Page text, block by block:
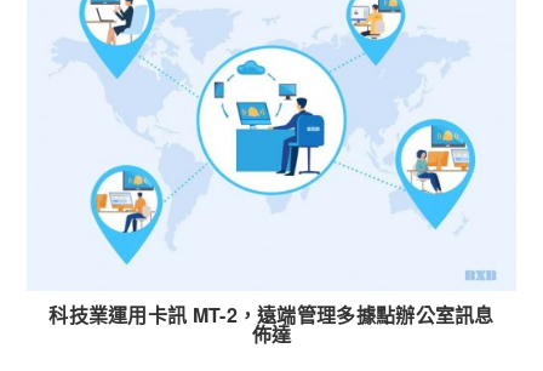
科技業運用卡訊 MT-2，遠端管理多據點辦公室訊息
佈達